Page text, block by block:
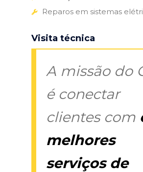
Reparos em sistemas
Visita técnica
A missão do
é conectar
clientes com
melhores
serviços de